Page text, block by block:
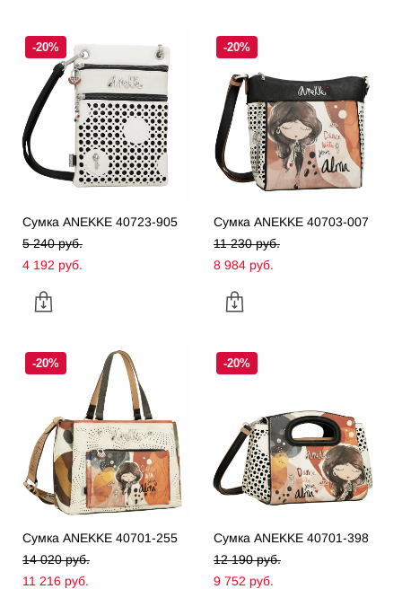
-20%
Сумка ANEKKE 40723-905
5 240 pуб.
4 192 pуб.
-20%
Сумка ANEKKE 40703-007
11 230 pуб.
8 984 pуб.
-20%
Сумка ANEKKE 40701-255
14 020 pуб.
11 216 pуб.
-20%
Сумка ANEKKE 40701-398
12 190 pуб.
9 752 pуб.